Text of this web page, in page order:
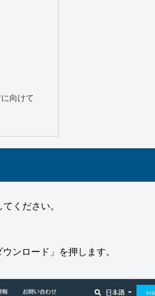
向けて
ください。
ンロード」を押します。